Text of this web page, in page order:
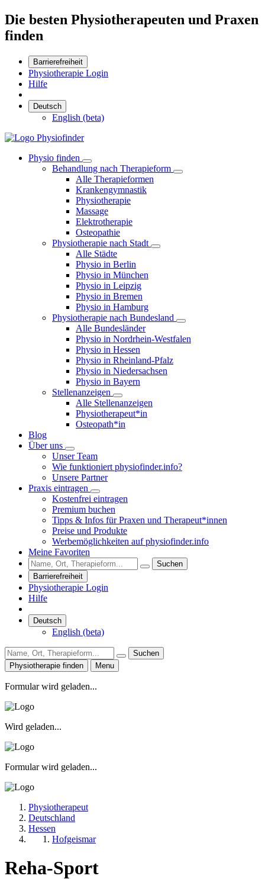
Die besten Physiotherapeuten und Praxen
finden
Barrierefreiheit
Physiotherapie Login
Hilfe
Deutsch
English (beta)
Physio finden
Behandlung nach Therapieform
Alle Therapieformen
Krankengymnastik
Physiotherapie
Massage
Elektrotherapie
Osteopathie
Physiotherapie nach Stadt
Alle Städte
Physio in Berlin
Physio in München
Physio in Leipzig
Physio in Bremen
Physio in Hamburg
Physiotherapie nach Bundesland
Alle Bundesländer
Physio in Nordrhein-Westfalen
Physio in Hessen
Physio in Rheinland-Pfalz
Physio in Niedersachsen
Physio in Bayern
Stellenanzeigen
Alle Stellenanzeigen
Physiotherapeut*in
Osteopath*in
Blog
Über uns
Unser Team
Wie funktioniert physiofinder.info?
Unsere Partner
Praxis eintragen
Kostenfrei eintragen
Premium buchen
Tipps & Infos für Praxen und Therapeut*innen
Preise und Produkte
Werbemöglichkeiten auf physiofinder.info
Meine Favoriten
Suchen
Barrierefreiheit
Physiotherapie Login
Hilfe
Deutsch
English (beta)
Suchen
Physiotherapie finden
Menu
Formular wird geladen...
Wird geladen...
Formular wird geladen...
Physiotherapeut
Deutschland
Hessen
Hofgeismar
Reha-Sport